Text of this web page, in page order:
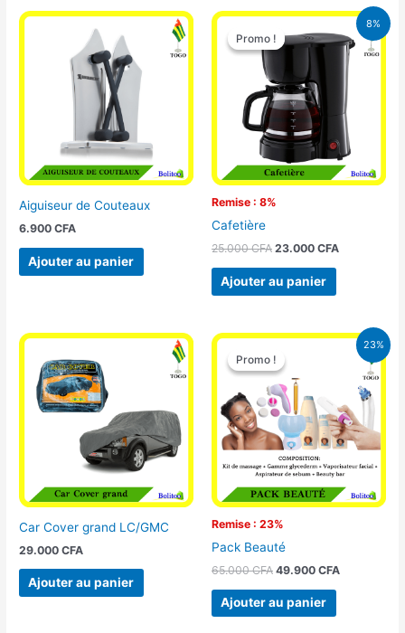
Aiguiseur de Couteaux
6.900CFA
Ajouter au panier
8%
Promo !
Remise : 8%
Promo !
Cafetière
25.000CFA
Le
prix
initial
25.000 CFA.
23.000 CFA
Le
prix
actuel
est :
23.000 CFA.
Ajouter au panier
Car Cover grand LC/GMC
29.000CFA
Ajouter au panier
23%
Promo !
Remise : 23%
Promo !
Pack Beauté
65.000CFA
Le
prix
initial
était :
65.000 CFA.
49.900 CFA
Le
prix
actuel
49.900
Ajouter au panier